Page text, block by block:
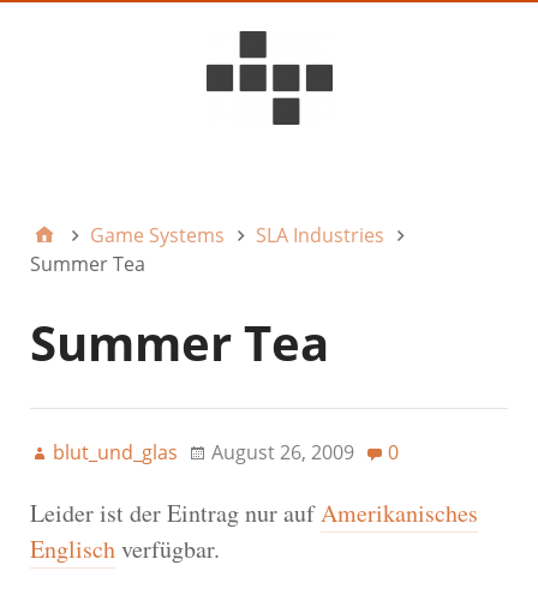
Game Systems
SLA Industries
Summer Tea
Summer Tea
blut_und_glas August 26, 2009 0
Leider ist der Eintrag nur aufAmerikanisches
Englischverfügbar.